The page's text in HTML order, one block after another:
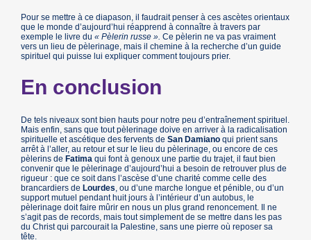
Pour se mettre à ce diapason, il faudrait penser à ces ascètes orientaux
que le monde d’aujourd’hui réapprend à connaître à travers par
exemple le livre du« Pèlerin russe ». Ce pèlerin ne va pas vraiment
vers un lieu de pèlerinage, mais il chemine à la recherche d’un guide
spirituel qui puisse lui expliquer comment toujours prier.
En conclusion
De tels niveaux sont bien hauts pour notre peu d’entraînement spirituel.
Mais enfin, sans que tout pèlerinage doive en arriver à la radicalisation
spirituelle et ascétique des fervents deSan Damiano qui prient sans
arrêt à l’aller, au retour et sur le lieu du pèlerinage, ou encore de ces
pèlerins de Fatima qui font à genoux une partie du trajet, il faut bien
convenir que le pèlerinage d’aujourd’hui a besoin de retrouver plus de
rigueur : que ce soit dans l’ascèse d’une charité comme celle des
brancardiers de Lourdes, ou d’une marche longue et pénible, ou d’un
support mutuel pendant huit jours à l’intérieur d’un autobus, le
pèlerinage doit faire mûrir en nous un plus grand renoncement. Il ne
s’agit pas de records, mais tout simplement de se mettre dans les pas
du Christ qui parcourait la Palestine, sans une pierre où reposer sa
tête.